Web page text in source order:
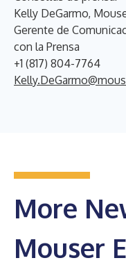
Kelly DeGarmo,
Gerente de
con la Prensa
+1 (817) 804-7764
More
Mouser